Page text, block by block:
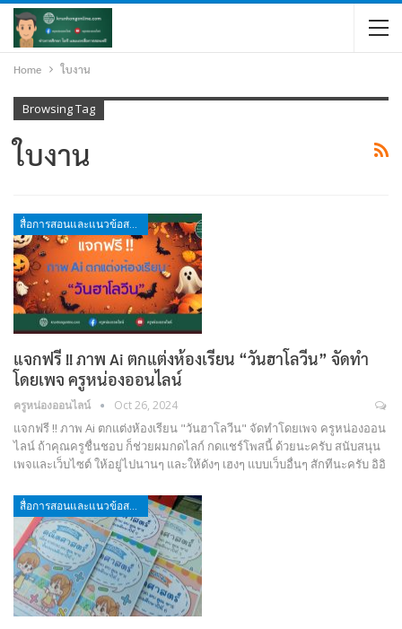
Home ใบงาน
Browsing Tag
ใบงาน
แจกฟรี !! ภาพ Ai ตกแต่งห้องเรียน “วันฮาโลวีน” จัดทำ
โดยเพจ ครูหน่องออนไลน์
ครูหน่องออนไลน์ Oct 26, 2024
แจกฟรี !! ภาพ Ai ตกแต่งห้องเรียน "วันฮาโลวีน" จัดทำโดยเพจ ครูหน่องออน
ไลน์ ถ้าคุณครูชื่นชอบ ก็ช่วยผมกดไลก์ กดแชร์โพสนี้ ด้วยนะครับ สนับสนุน
เพจและเว็บไซต์ ให้อยู่ไปนานๆ และให้ดังๆ เฮงๆ แบบเว็บอื่นๆ สักทีนะครับ อิอิ
สื่อการสอนและแนวข้อสอบ